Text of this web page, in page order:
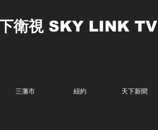
衛視SKY LINK TV
三藩市 紐約 天下新聞